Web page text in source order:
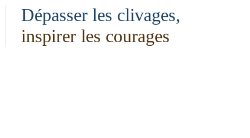
Dépasser les clivages,
inspirer les courages